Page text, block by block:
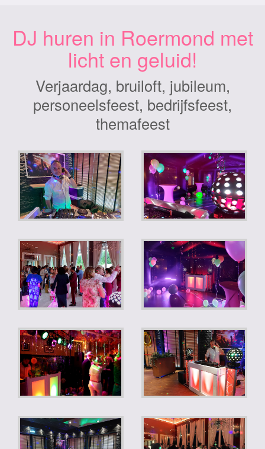
DJ huren in Roermond met
licht en geluid!
Verjaardag, bruiloft, jubileum,
personeelsfeest, bedrijfsfeest,
themafeest